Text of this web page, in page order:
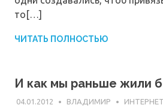
то[…]
ЧИТАТЬ ПОЛНОСТЬЮ
И как мы раньше жили
04.01.2012 ВЛАДИМИР ИНТЕРНЕТ